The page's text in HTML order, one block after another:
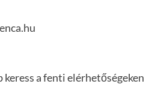
a fenti elérhetőségeken